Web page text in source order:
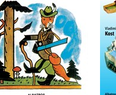
Do košíku
269 Kč
215 Kč